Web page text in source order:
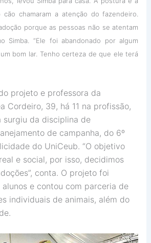
cão chamaram a atenção do fazendeiro.
porque as pessoas não se atentam
Simba. “Ele foi abandonado por algum
bom lar. Tenho certeza de que ele terá
projeto e professora da
Cordeiro, 39, há 11 na profissão,
surgiu da disciplina de
de campanha, do 6º
do UniCeub. “O objetivo
e social, por isso, decidimos
conta. O projeto foi
e contou com parceria de
individuais de animais, além do